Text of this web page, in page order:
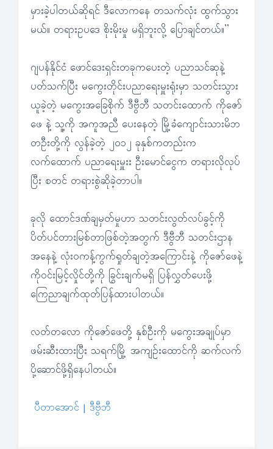
မှားခဲ့ပါတယ်ဆိုရင် ဒီလောကနေ တသက်လုံး ထွက်သွား
မယ်။ တရားဥပဒေ စိုးမိုးမှု မရှိဘူးလို့ ပြောချင်တယ်။”
ဂျပန်နိုင်ငံ ဖောင်ဒေးရှင်းတခုကပေးတဲ့ ပညာသင်ဆုနဲ့
ပတ်သက်ပြီး မကွေးတိုင်းပညာရေးမှူးရုံးမှာ သတင်းသွား
ယူခဲ့တဲ့ မကွေးအခြေစိုက် ဒီဗွီဘီ သတင်းထောက် ကိုဇော်
ဖေ နဲ့ သူ့ကို အကူအညီ ပေးနေတဲ့ မြို့ခံကျောင်းသားမိဘ
တဦးတို့ကို လွန်ခဲ့တဲ့ ၂၀၁၂ ခုနှစ်ကတည်းက
လက်ထောက် ပညာရေးမှူးး ဦးမောင်ငွေက တရားလိုလုပ်
ပြီး စတင် တရားစွဲဆိုခဲ့တာပါ။
ခုလို ထောင်ဒဏ်ချမှတ်မှုဟာ သတင်းလွတ်လပ်ခွင့်ကို
ပိတ်ပင်တားမြစ်တာဖြစ်တဲ့အတွက် ဒီဗွီဘီ သတင်းဌာန
အနေနဲ့ လုံးဝကန့်ကွက်ရှုတ်ချတဲ့အကြောင်းနဲ့ ကိုဇော်ဖေနဲ့
ကိုဝင်းမြင့်လှိုင်တို့ကို ခြွင်းချက်မရှိ ပြန်လွှတ်ပေးဖို့
ကြေညာချက်ထုတ်ပြန်ထားပါတယ်။
လတ်တလော ကိုဇော်ဖေတို့ နှစ်ဦးကို မကွေးအချုပ်မှာ
ဖမ်းဆီးထားပြီး သရက်မြို့ အကျဉ်းထောင်ကို ဆက်လက်
ပို့ဆောင်ဖို့ရှိနေပါတယ်။
ပီတာအောင် | ဒီဗွီဘီ